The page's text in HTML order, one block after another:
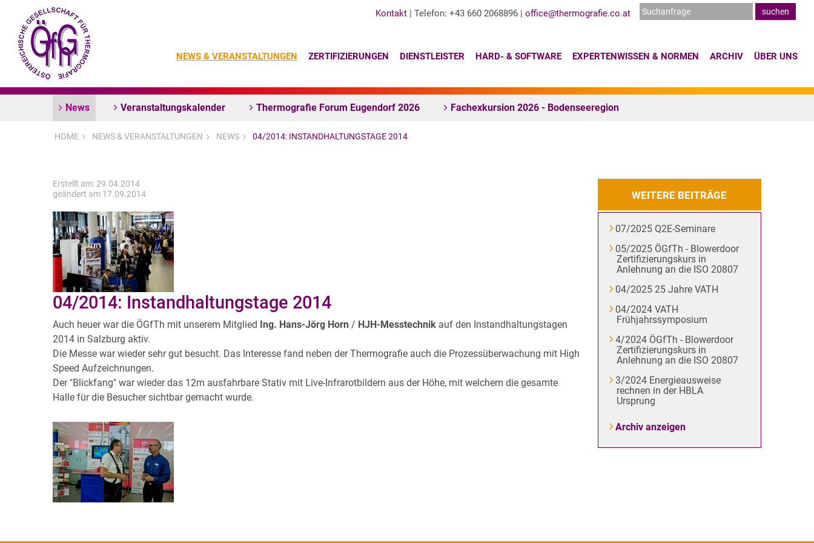
Kontakt | Telefon: +43 660 2068896 | office@thermografie.co.at
NEWS & VERANSTALTUNGEN ZERTIFIZIERUNGEN DIENSTLEISTER HARD- & SOFTWARE EXPERTENWISSEN & NORMEN ARCHIV ÜBER UNS
News Veranstaltungskalender Thermografie Forum Eugendorf 2026 Fachexkursion 2026 - Bodenseeregion
HOME NEWS & VERANSTALTUNGEN NEWS 04/2014: INSTANDHALTUNGSTAGE 2014
Erstellt am: 29.04.2014
geändert am 17.09.2014
04/2014: Instandhaltungstage 2014
Auch heuer war die ÖGfTh mit unserem Mitglied Ing. Hans-Jörg Horn / HJH-Messtechnik auf den Instandhaltungstagen
2014 in Salzburg aktiv.
Die Messe war wieder sehr gut besucht. Das Interesse fand neben der Thermografie auch die Prozessüberwachung mit High
Speed Aufzeichnungen.
Der "Blickfang" war wieder das 12m ausfahrbare Stativ mit Live-Infrarotbildern aus der Höhe, mit welchem die gesamte
Halle für die Besucher sichtbar gemacht wurde.
WEITERE BEITRÄGE
07/2025 Q2E-Seminare
05/2025 ÖGfTh - Blowerdoor
Zertifizierungskurs in
Anlehnung an die ISO 20807
04/2025 25 Jahre VATH
04/2024 VATH
Frühjahrssymposium
4/2024 ÖGfTh - Blowerdoor
Zertifizierungskurs in
Anlehnung an die ISO 20807
3/2024 Energieausweise
rechnen in der HBLA
Ursprung
Archiv anzeigen